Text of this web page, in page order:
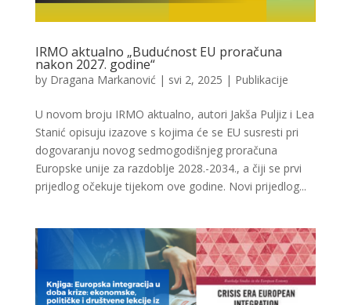
IRMO aktualno „Budućnost EU proračuna
nakon 2027. godine“
by Dragana Markanović | svi 2, 2025 | Publikacije
U novom broju IRMO aktualno, autori Jakša Puljiz i Lea
Stanić opisuju izazove s kojima će se EU susresti pri
dogovaranju novog sedmogodišnjeg proračuna
Europske unije za razdoblje 2028.-2034., a čiji se prvi
prijedlog očekuje tijekom ove godine. Novi prijedlog...